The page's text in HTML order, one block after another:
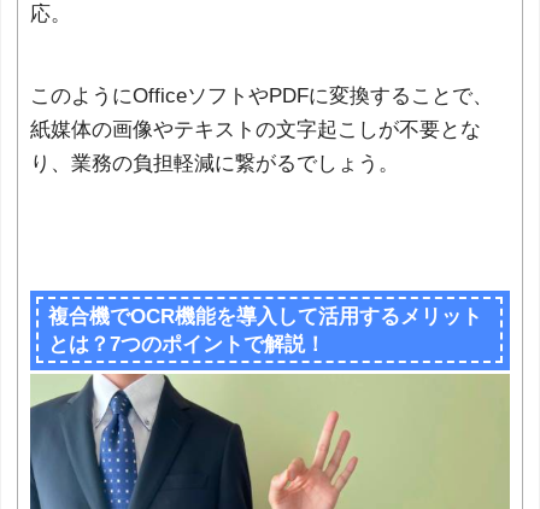
応。
このようにOfficeソフトやPDFに変換することで、
紙媒体の画像やテキストの文字起こしが不要とな
り、業務の負担軽減に繋がるでしょう。
複合機でOCR機能を導入して活用するメリット
とは？7つのポイントで解説！